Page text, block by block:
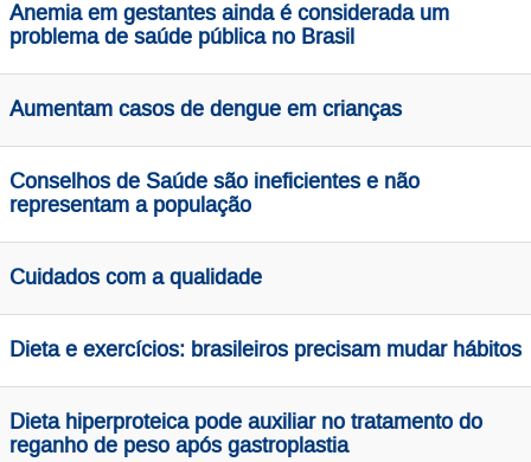
Anemia em gestantes ainda é considerada um
problema de saúde pública no Brasil
Aumentam casos de dengue em crianças
Conselhos de Saúde são ineficientes e não
representam a população
Cuidados com a qualidade
Dieta e exercícios: brasileiros precisam mudar hábitos
Dieta hiperproteica pode auxiliar no tratamento do
reganho de peso após gastroplastia